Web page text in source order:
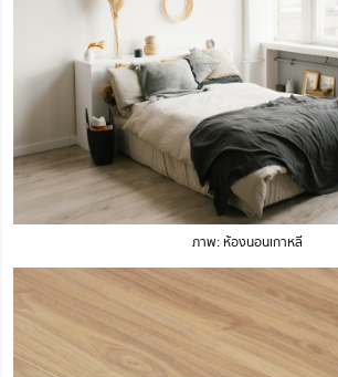
ภาพ: ห้องนอนเกาหลี